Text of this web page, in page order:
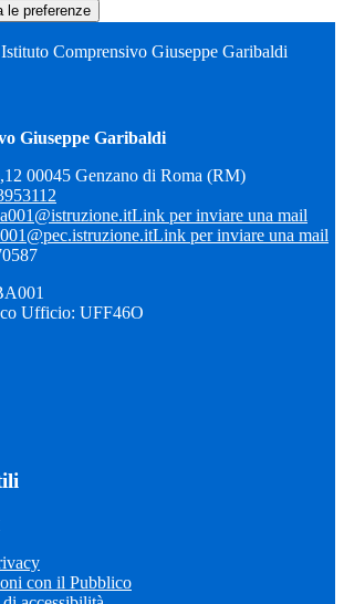
le preferenze
Istituto Comprensivo Giuseppe Garibaldi
Giuseppe Garibaldi
00045 Genzano di Roma (RM)
Link per inviare una mail
Link per inviare una mail
Ufficio: UFF46O
con il Pubblico